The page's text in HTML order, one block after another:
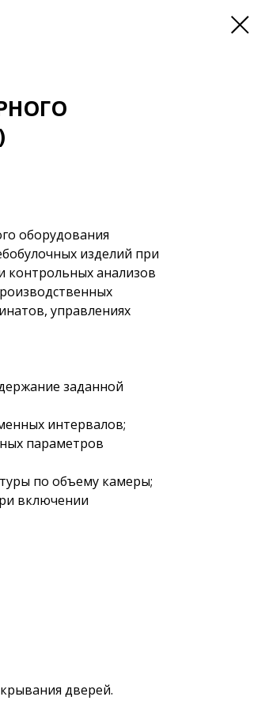
оборудования
изделий при
контрольных анализов
управлениях
заданной
интервалов;
параметров
по объему камеры;
включении
дверей.